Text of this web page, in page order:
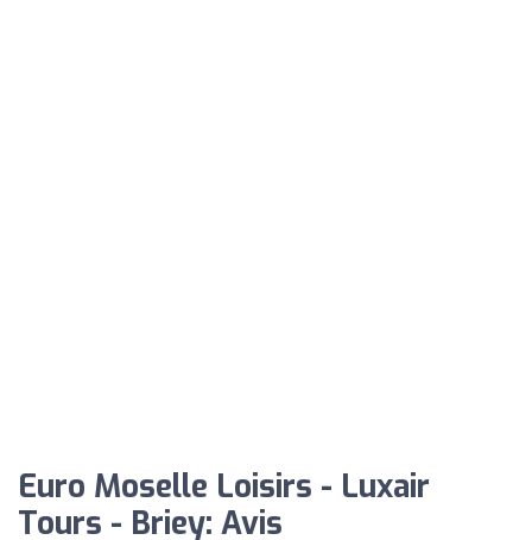
Euro Moselle Loisirs - Luxair
Tours - Briey: Avis